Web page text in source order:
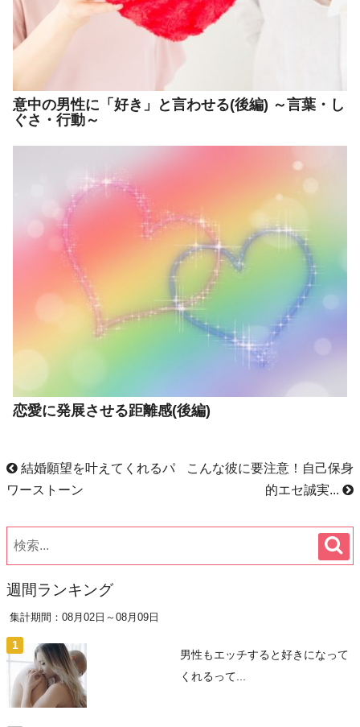
意中の男性に「好き」と言わせる(後編) ～言葉・し
ぐさ・行動～
恋愛に発展させる距離感(後編)
結婚願望を叶えてくれるパ
ワーストーン
こんな彼に要注意！自己保身
的エセ誠実...
週間ランキング
集計期間：08月02日～08月09日
男性もエッチすると好きになって
くれるって...